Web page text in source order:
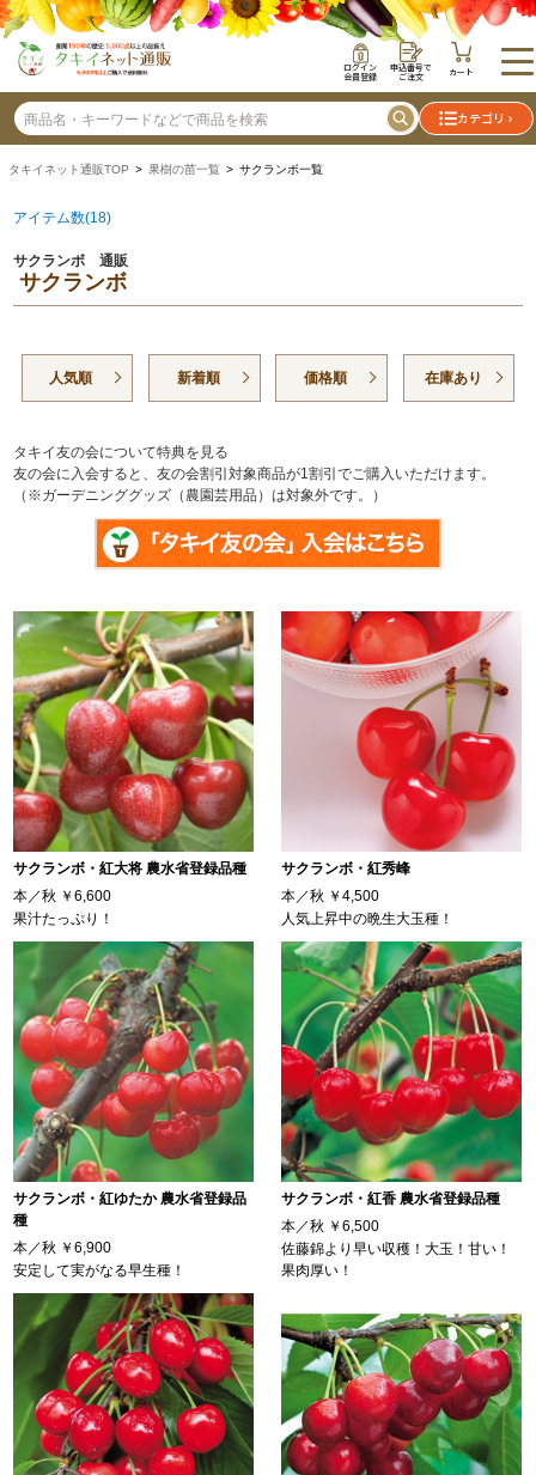
ログイン
会員登録
申込番号で
ご注文 カート
カテゴリ
タキイネット通販TOP > 果樹の苗一覧 > サクランボ一覧
アイテム数(18)
サクランボ 通販
サクランボ
人気順 新着順 価格順 在庫あり
タキイ友の会について特典を見る
友の会に入会すると、友の会割引対象商品が1割引でご購入いただけます。
（※ガーデニンググッズ（農園芸用品）は対象外です。）
サクランボ・紅大将 農水省登録品種
本／秋 ￥6,600
果汁たっぷり！
サクランボ・紅秀峰
本／秋 ￥4,500
人気上昇中の晩生大玉種！
サクランボ・紅ゆたか 農水省登録品
種
本／秋 ￥6,900
安定して実がなる早生種！
サクランボ・紅香 農水省登録品種
本／秋 ￥6,500
佐藤錦より早い収穫！大玉！甘い！
果肉厚い！